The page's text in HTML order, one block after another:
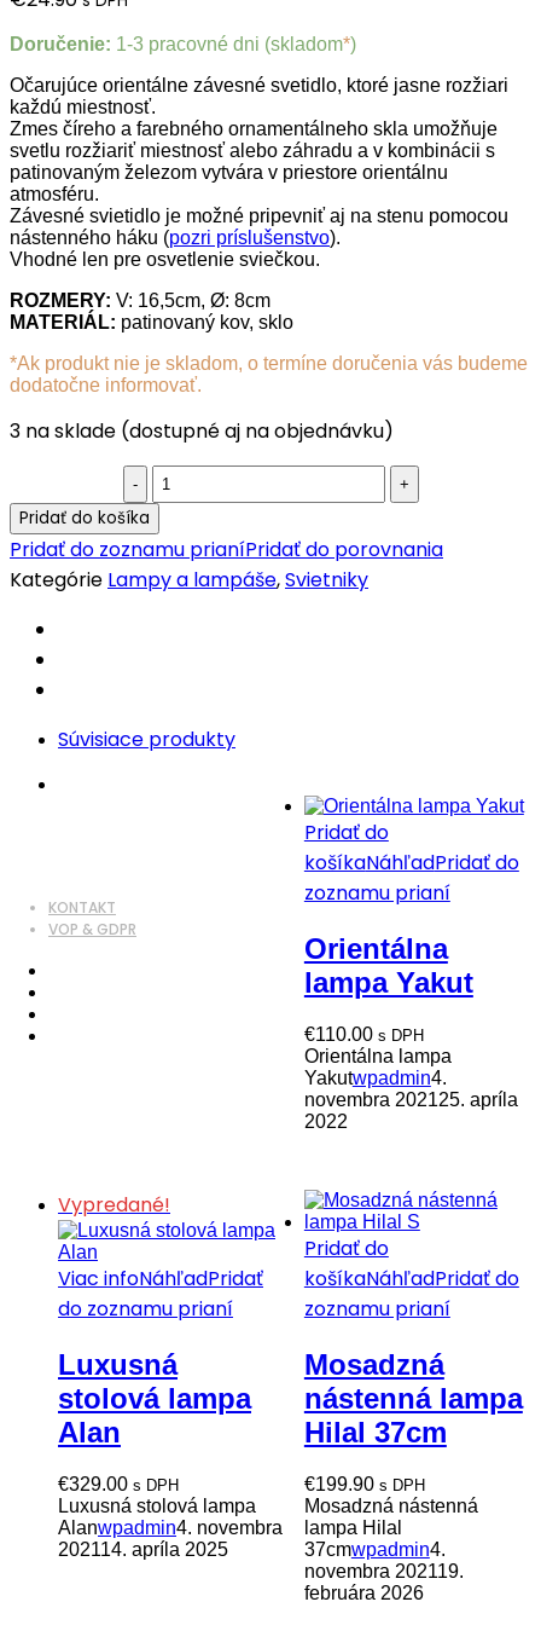
Doručenie: 1-3 pracovné dni (skladom*)
Očarujúce orientálne závesné svetidlo, ktoré jasne rozžiari
každú miestnosť.
Zmes číreho a farebného ornamentálneho skla umožňuje
svetlu rozžiariť miestnosť alebo záhradu a v kombinácii s
patinovaným železom vytvára v priestore orientálnu
atmosféru.
Závesné svietidlo je možné pripevniť aj na stenu pomocou
nástenného háku (pozri príslušenstvo).
Vhodné len pre osvetlenie sviečkou.
ROZMERY: V: 16,5cm, Ø: 8cm
MATERIÁL: patinovaný kov, sklo
*Ak produkt nie je skladom, o termíne doručenia vás budeme
dodatočne informovať.
3 na sklade (dostupné aj na objednávku)
Orientálny
závesný
lampášik
Awatif
quantity
Pridať do košíka
Pridať do zoznamu prianíPridať do porovnania
Kategórie Lampy a lampáše,Svietniky
Súvisiace produkty
Pridať do
košíkaNáhľadPridať do
zoznamu prianí
Orientálna
lampa Yakut
€110.00 s DPH
Orientálna lampa
Yakutwpadmin4.
novembra 202125. apríla
2022
Vypredané!
Viac infoNáhľadPridať
do zoznamu prianí
Luxusná
stolová lampa
Alan
€329.00 s DPH
Luxusná stolová lampa
Alanwpadmin4. novembra
202114. apríla 2025
Pridať do
košíkaNáhľadPridať do
zoznamu prianí
Mosadzná
nástenná lampa
Hilal 37cm
€199.90 s DPH
Mosadzná nástenná
lampa Hilal
37cmwpadmin4.
novembra 202119.
februára 2026
KONTAKT
VOP & GDPR